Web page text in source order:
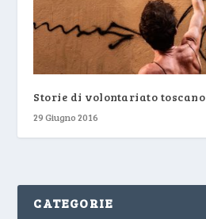
Storie di volontariato toscano
29 Giugno 2016
CATEGORIE